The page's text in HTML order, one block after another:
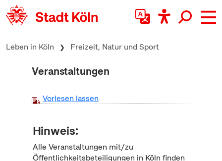
zum Inhalt springen
Leben in Köln Freizeit, Natur und Sport
Veranstaltungen
Vorlesen lassen
Hinweis:
Alle Veranstaltungen mit/zu
Öffentlichkeitsbeteiligungen in Köln finden